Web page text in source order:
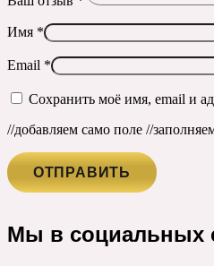
Имя *
Email *
Сохранить моё имя, email и
//добавляем само поле //
Мы в социальных